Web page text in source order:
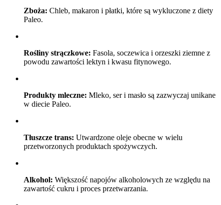
Zboża: Chleb, makaron i płatki, które są wykluczone z diety
Paleo.
Rośliny strączkowe: Fasola, soczewica i orzeszki ziemne z
powodu zawartości lektyn i kwasu fitynowego.
Produkty mleczne: Mleko, ser i masło są zazwyczaj unikane
w diecie Paleo.
Tłuszcze trans: Utwardzone oleje obecne w wielu
przetworzonych produktach spożywczych.
Alkohol: Większość napojów alkoholowych ze względu na
zawartość cukru i proces przetwarzania.